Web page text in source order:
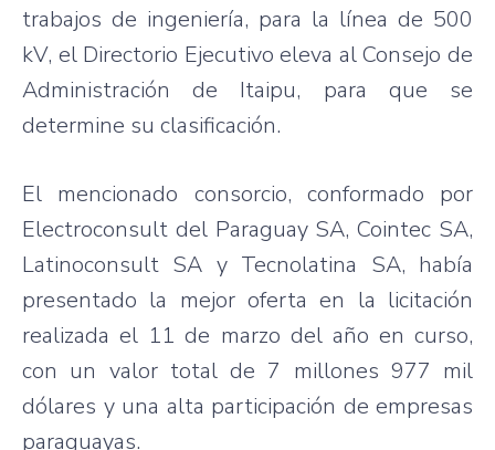
trabajos de ingeniería, para la línea de 500
kV, el Directorio Ejecutivo eleva al Consejo de
Administración de Itaipu, para que se
determine su clasificación.
El mencionado consorcio, conformado por
Electroconsult del Paraguay SA, Cointec SA,
Latinoconsult SA y Tecnolatina SA, había
presentado la mejor oferta en la licitación
realizada el 11 de marzo del año en curso,
con un valor total de 7 millones 977 mil
dólares y una alta participación de empresas
paraguayas.